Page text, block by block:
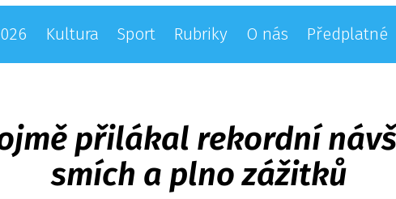
Kultura Sport Rubriky O nás Předplatné
přilákal rekordní
smích a plno zážitků